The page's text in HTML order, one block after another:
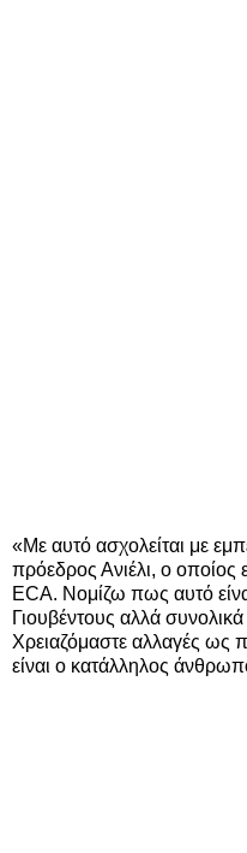
«Με αυτό ασχολείται με
πρόεδρος Ανιέλι, ο οποίος
ECA. Νομίζω πως αυτό
Γιουβέντους αλλά
Χρειαζόμαστε αλλαγές ως
είναι ο κατάλληλος